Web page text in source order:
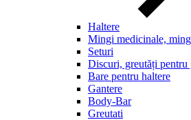
Haltere
Mingi medicinale,
Seturi
Discuri, greutăți pentru
Bare pentru haltere
Gantere
Body-Bar
Greutati